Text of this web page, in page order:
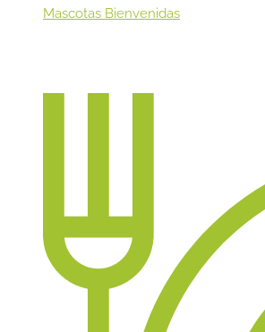
Mascotas Bienvenidas